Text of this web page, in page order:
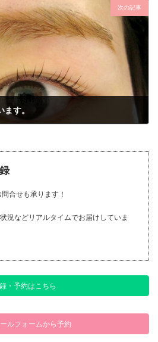
次の記事
す。
合せも承ります！
況などリアルタイムでお届けしていま
・予約はこちら
ールフォームから予約